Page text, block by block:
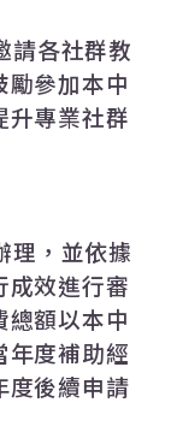
請各社群教
勵參加本中
升專業社群
理，並依據
成效進行審
額以本中
年度補助經
度後續申請